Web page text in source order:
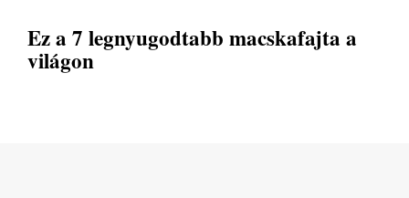
Ez a 7 legnyugodtabb macskafajta a
világon